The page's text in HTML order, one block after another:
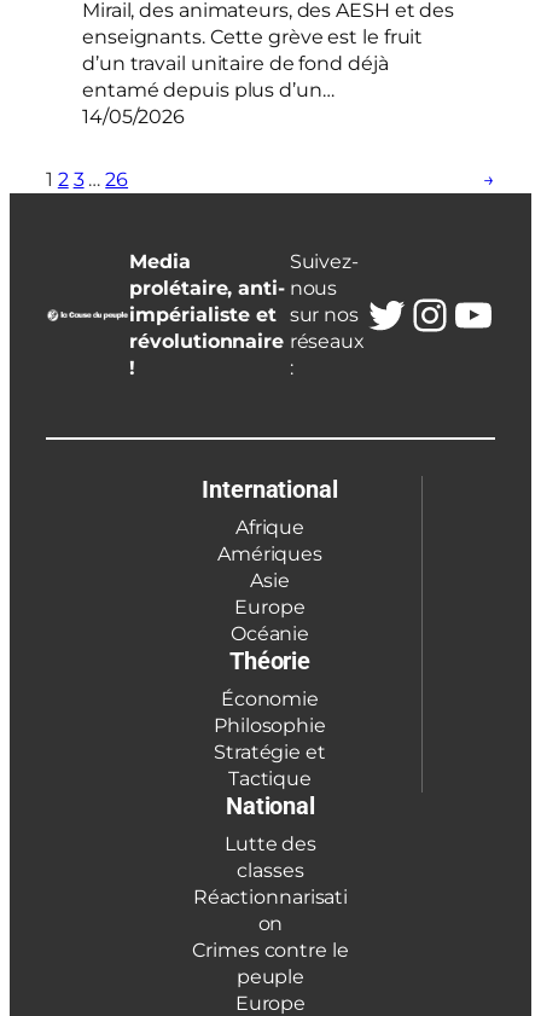
Mirail, des animateurs, des AESH et des
enseignants. Cette grève est le fruit
d’un travail unitaire de fond déjà
entamé depuis plus d’un…
14/05/2026
1 2 3 … 26 →
Media
prolétaire, anti-
impérialiste et
révolutionnaire
!
Suivez-
nous
sur nos
réseaux
:
Twitter
International
Afrique
Amériques
Asie
Europe
Océanie
Théorie
Économie
Philosophie
Stratégie et
Tactique
National
Lutte des
classes
Réactionnarisati
on
Crimes contre le
peuple
Europe